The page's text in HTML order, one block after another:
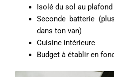
Isolé du sol au
Seconde batterie
dans ton van)
Cuisine intérieure
Budget à établir en